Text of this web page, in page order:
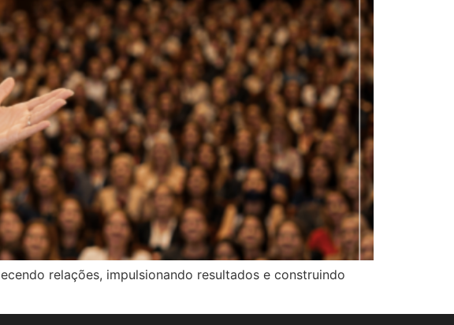
relações, impulsionando resultados e construindo